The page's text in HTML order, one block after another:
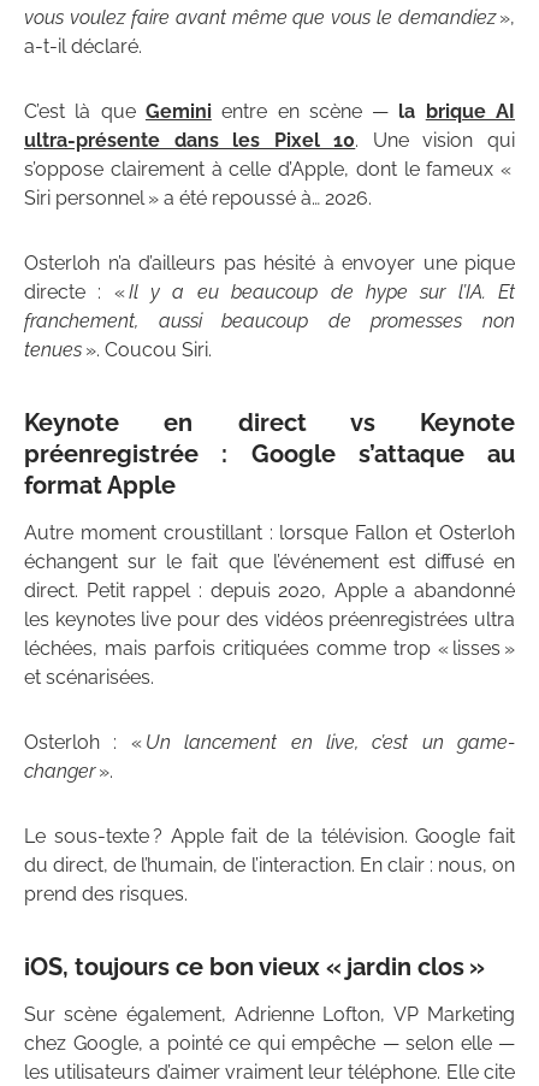
vous voulez faire avant même que vous le demandiez»,
a-t-il déclaré.
C’est là que Gemini entre en scène — la brique AI
ultra-présente dans les Pixel 10. Une vision qui
s’oppose clairement à celle d’Apple, dont le fameux «
Siri personnel » a été repoussé à… 2026.
Osterloh n’a d’ailleurs pas hésité à envoyer une pique
directe : «Il y a eu beaucoup de hype sur l’IA. Et
franchement, aussi beaucoup de promesses non
tenues ». Coucou Siri.
Keynote en direct vs Keynote
préenregistrée : Google s’attaque au
format Apple
Autre moment croustillant : lorsque Fallon et Osterloh
échangent sur le fait que l’événement est diffusé en
direct. Petit rappel : depuis 2020, Apple a abandonné
les keynotes live pour des vidéos préenregistrées ultra
léchées, mais parfois critiquées comme trop « lisses »
et scénarisées.
Osterloh : « Un lancement en live, c’est un game-
changer».
Le sous-texte ? Apple fait de la télévision. Google fait
du direct, de l’humain, de l’interaction. En clair : nous, on
prend des risques.
iOS, toujours ce bon vieux « jardin clos »
Sur scène également, Adrienne Lofton, VP Marketing
chez Google, a pointé ce qui empêche — selon elle —
les utilisateurs d’aimer vraiment leur téléphone. Elle cite